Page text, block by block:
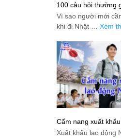
100 câu hỏi thường
việc: Giải đáp thật
mới bắt đầu
Vì sao người mới
khi đi Nhật … Xem
Cẩm nang xuất
Bản từ A-Z
Xuất khẩu lao động